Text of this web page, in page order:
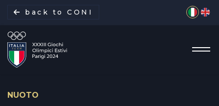
back to CONI
NUOTO